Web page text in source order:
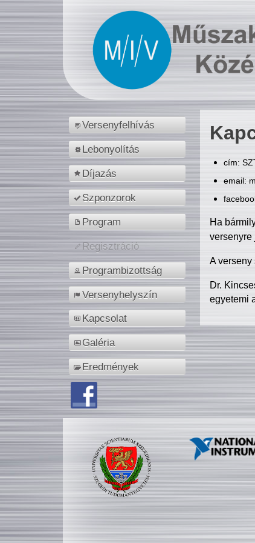
Versenyfelhívás
Lebonyolítás
Díjazás
Szponzorok
Program
Regisztráció
Programbizottság
Versenyhelyszín
Kapcsolat
Galéria
Eredmények
cím:
email:
Ha
versenyre
A verseny
Dr.
egyetemi